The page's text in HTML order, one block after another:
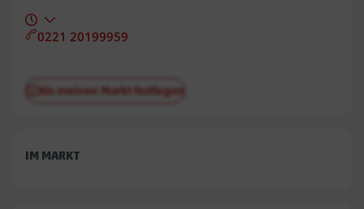
0221 20199959
Als meinen Markt festlegen
IM MARKT